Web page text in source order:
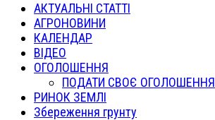
АКТУАЛЬНІ СТАТТІ
АГРОНОВИНИ
КАЛЕНДАР
ВІДЕО
ОГОЛОШЕННЯ
ПОДАТИ СВОЄ ОГОЛОШЕННЯ
РИНОК ЗЕМЛІ
Збереження грунту